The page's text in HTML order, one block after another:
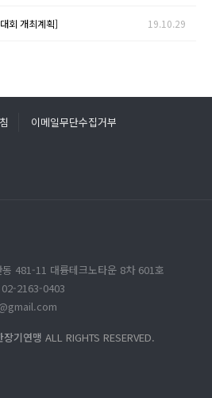
회 개최계획] 19.10.29
이메일무단수집거부
481-11 대륭테크노타운 8차 601호
02-2163-0403
장기연맹 ALL RIGHTS RESERVED.